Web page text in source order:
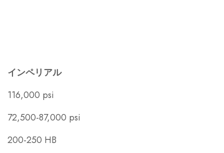
インペリアル
116,000 psi
72,500-87,000 psi
200-250 HB